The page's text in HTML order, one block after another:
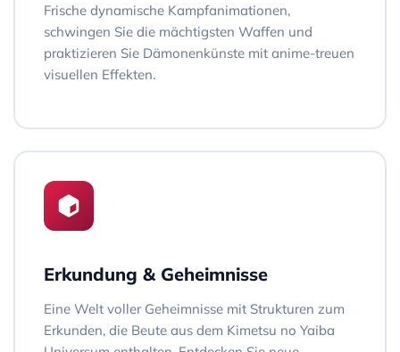
Frische dynamische Kampfanimationen,
schwingen Sie die mächtigsten Waffen und
praktizieren Sie Dämonenkünste mit anime-treuen
visuellen Effekten.
Erkundung & Geheimnisse
Eine Welt voller Geheimnisse mit Strukturen zum
Erkunden, die Beute aus dem Kimetsu no Yaiba